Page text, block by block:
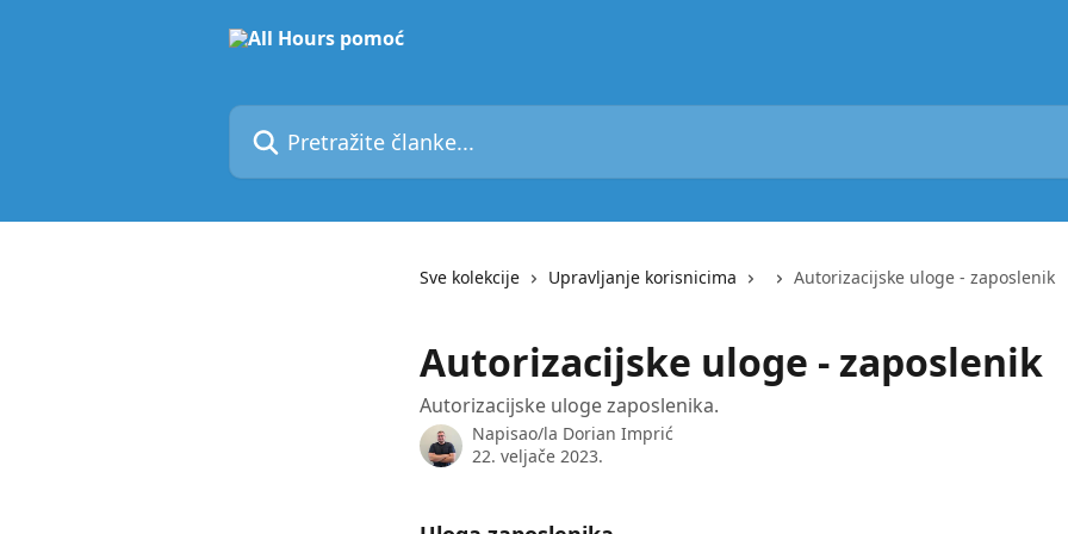
Pretražite članke...
Sve kolekcije Upravljanje korisnicima Autorizacijske uloge - zaposlenik
Autorizacijske uloge - zaposlenik
Autorizacijske uloge zaposlenika.
Napisao/la Dorian Imprić
22. veljače 2023.